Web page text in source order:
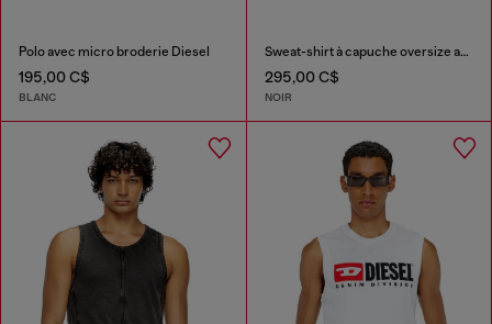
Polo avec micro broderie Diesel
195,00 C$
BLANC
Sweat-shirt à capuche oversize avec logo métallisé
295,00 C$
NOIR